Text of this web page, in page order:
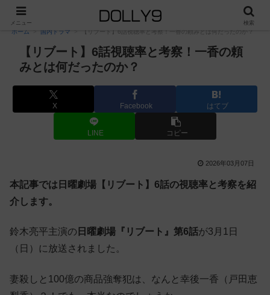
PR
ホーム 国内ドラマ 【リブート】6話視聴率と考察！一香の頼みとは何だったのか？
【リブート】6話視聴率と考察！一香の頼
みとは何だったのか？
X Facebook はてブ
LINE コピー
2026年03月07日
本記事では日曜劇場【リブート】6話の視聴率と考察を紹
介します。
鈴木亮平主演の 日曜劇場『リブート』第6話が3月1日
（日）に放送されました。
妻殺しと100億の商品強奪犯は、なんと幸後一香（戸田恵
メニュー 検索